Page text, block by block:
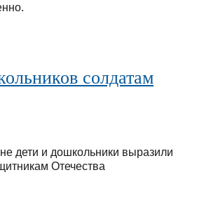
солдатам
дети и дошкольники выразили
Отечества